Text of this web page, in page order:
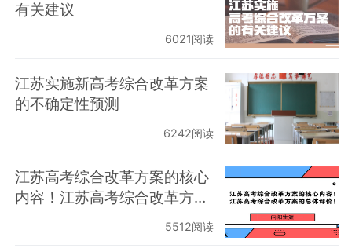
有关建议
6021阅读
江苏实施新高考综合改革方案
的不确定性预测
6242阅读
江苏高考综合改革方案的核心
内容！江苏高考综合改革方案
5512阅读